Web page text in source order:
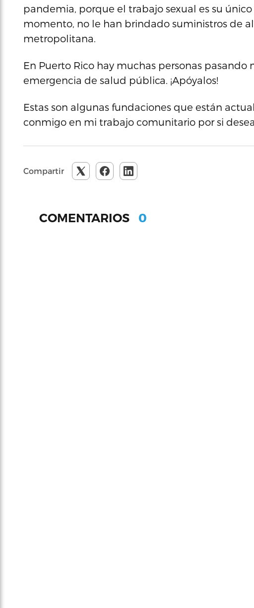
pandemia, porque el trabajo sexual es su
momento, no le han brindado suministros de
metropolitana.
En Puerto Rico hay muchas personas
emergencia de salud pública. ¡Apóyalos!
Estas son algunas fundaciones que están
conmigo en mi trabajo comunitario por si
Compartir
COMENTARIOS 0